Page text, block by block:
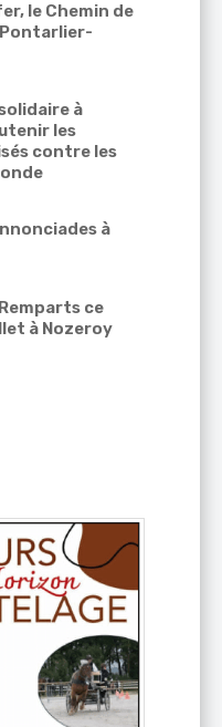
le Chemin de
à
les
contre les
à
ce
à Nozeroy